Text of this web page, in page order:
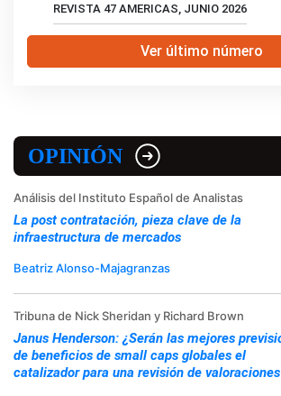
REVISTA 47 AMERICAS, JUNIO 2026
Ver último número
OPINIÓN
Análisis del Instituto Español de Analistas
La post contratación, pieza clave de la
infraestructura de mercados
Beatriz Alonso-Majagranzas
Tribuna de Nick Sheridan y Richard Brown
Janus Henderson: ¿Serán las mejores
de beneficios de small caps globales el
catalizador para una revisión de